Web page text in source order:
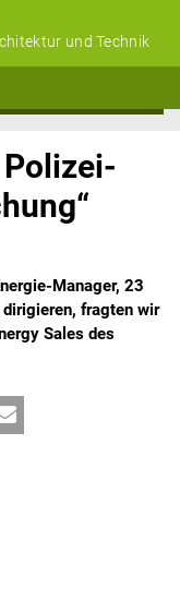
und Technik
Manager, 23
dirigieren, fragten wir
Sales des